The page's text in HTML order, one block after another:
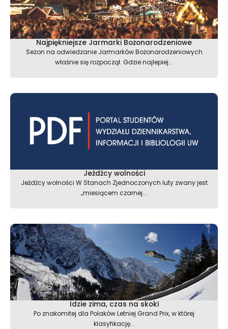
Najpiękniejsze Jarmarki Bożonarodzeniowe
Sezon na odwiedzanie Jarmarków Bożonarodzeniowych
właśnie się rozpoczął. Gdzie najlepiej...
Jeźdźcy wolności
Jeźdźcy wolności W Stanach Zjednoczonych luty zwany jest
„miesiącem czarnej...
Idzie zima, czas na skoki
Po znakomitej dla Polaków Letniej Grand Prix, w której
klasyfikację...